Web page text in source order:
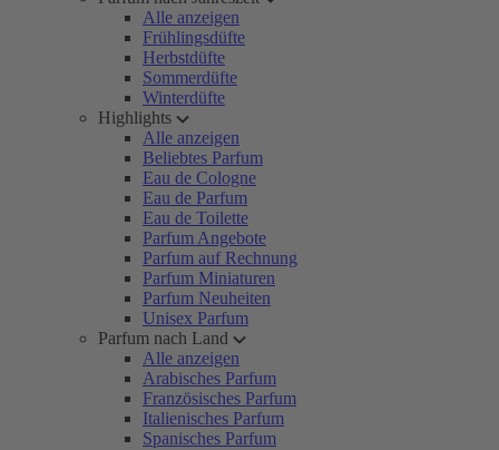
Alle anzeigen
Frühlingsdüfte
Herbstdüfte
Sommerdüfte
Winterdüfte
Highlights
Alle anzeigen
Beliebtes Parfum
Eau de Cologne
Eau de Parfum
Eau de Toilette
Parfum Angebote
Parfum auf Rechnung
Parfum Miniaturen
Parfum Neuheiten
Unisex Parfum
Parfum nach Land
Alle anzeigen
Arabisches Parfum
Französisches Parfum
Italienisches Parfum
Spanisches Parfum